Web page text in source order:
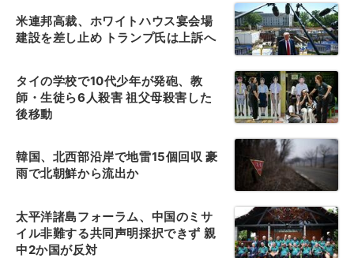
米連邦高裁、ホワイトハウス宴会場
建設を差し止め トランプ氏は上訴へ
タイの学校で10代少年が発砲、教
師・生徒ら6人殺害 祖父母殺害した
後移動
韓国、北西部沿岸で地雷15個回収 豪
雨で北朝鮮から流出か
太平洋諸島フォーラム、中国のミサ
イル非難する共同声明採択できず 親
中2か国が反対